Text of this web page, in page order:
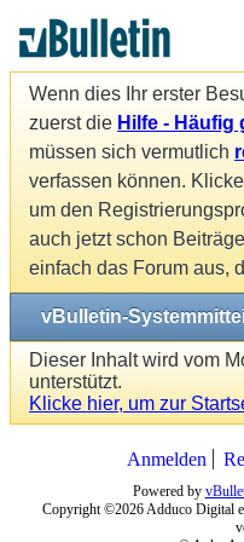
Wenn dies Ihr erster
zuerst die Hilfe - Häufig
müssen sich vermutlich
verfassen können.
um den
auch jetzt schon
einfach das Forum aus,
vBulletin-
Dieser Inhalt wird vom
unterstützt.
Klicke hier, um zur
Anmelden
Powered by
Copyright ©2026 Adduco Digital